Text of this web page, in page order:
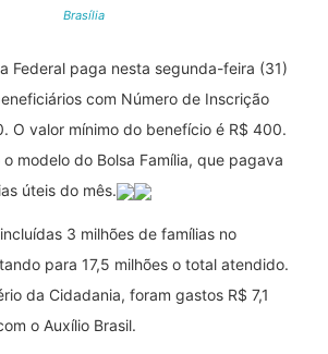
Brasília
Federal paga nesta segunda-feira (31)
com Número de Inscrição
O valor mínimo do benefício é R$ 400.
modelo do Bolsa Família, que pagava
úteis do mês.
3 milhões de famílias no
para 17,5 milhões o total atendido.
da Cidadania, foram gastos R$ 7,1
o Auxílio Brasil.